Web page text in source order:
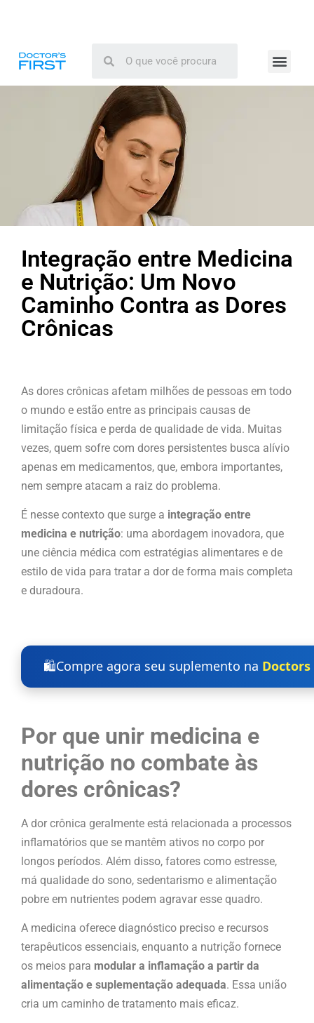
Integração entre Medicina
e Nutrição: Um Novo
Caminho Contra as Dores
Crônicas
As dores crônicas afetam milhões de pessoas em todo
o mundo e estão entre as principais causas de
limitação física e perda de qualidade de vida. Muitas
vezes, quem sofre com dores persistentes busca alívio
apenas em medicamentos, que, embora importantes,
nem sempre atacam a raiz do problema.
É nesse contexto que surge a integração entre
medicina e nutrição: uma abordagem inovadora, que
une ciência médica com estratégias alimentares e de
estilo de vida para tratar a dor de forma mais completa
e duradoura.
🛍️Compre agora seu suplemento na
Por que unir medicina e
nutrição no combate às
dores crônicas?
A dor crônica geralmente está relacionada a processos
inflamatórios que se mantêm ativos no corpo por
longos períodos. Além disso, fatores como estresse,
má qualidade do sono, sedentarismo e alimentação
pobre em nutrientes podem agravar esse quadro.
A medicina oferece diagnóstico preciso e recursos
terapêuticos essenciais, enquanto a nutrição fornece
os meios para modular a inflamação a partir da
alimentação e suplementação adequada. Essa união
cria um caminho de tratamento mais eficaz.